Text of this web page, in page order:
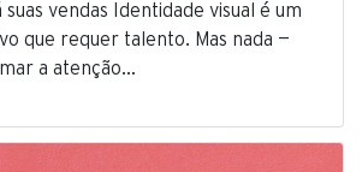
vendas Identidade visual é um
que requer talento. Mas nada —
a atenção…